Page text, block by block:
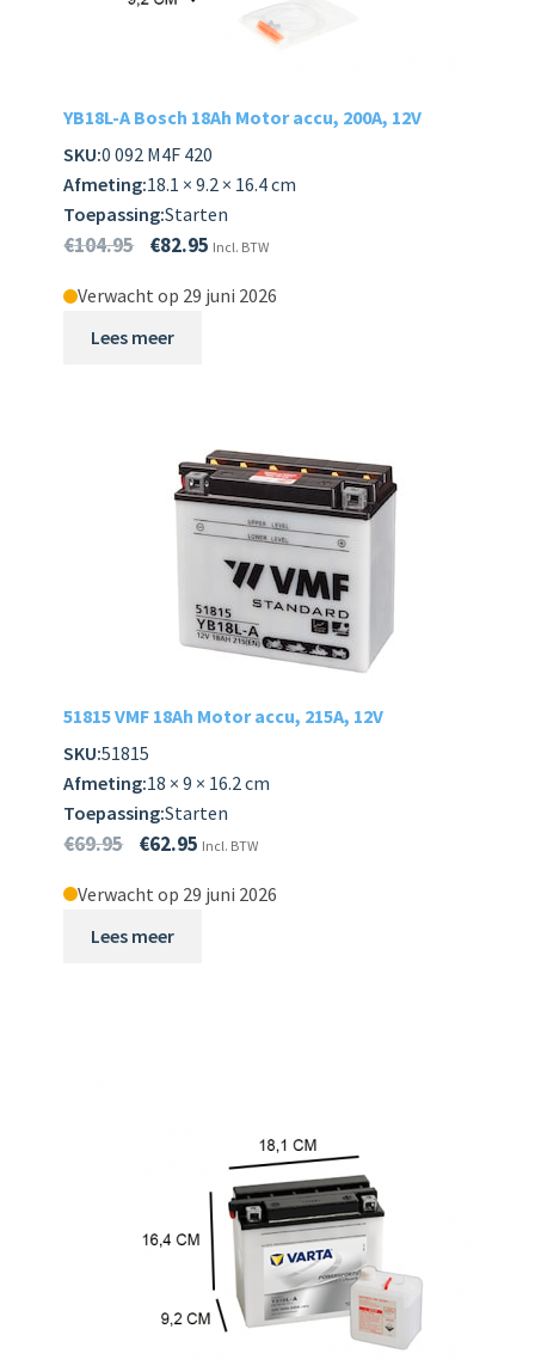
SOORTEN
YB18L-A Bosch 18Ah Motor accu, 200A, 12V
SKU:0 092 M4F 420
Afmeting:18.1 × 9.2 × 16.4 cm
Toepassing:Starten
€104.95 €82.95 Incl. BTW
Verwacht op 29 juni 2026
Lees meer
51815 VMF 18Ah Motor accu, 215A, 12V
SKU:51815
Afmeting:18 × 9 × 16.2 cm
Toepassing:Starten
€69.95 €62.95 Incl. BTW
Verwacht op 29 juni 2026
Lees meer